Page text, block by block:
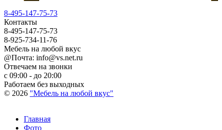
8-495-147-75-73
Контакты
8-495-147-75-73
8-925-734-11-76
Мебель на любой вкус
@Почта: info@vs.net.ru
Отвечаем на звонки
с 09:00 - до 20:00
Работаем без выходных
© 2026 "Мебель на любой вкус"
Главная
Фото